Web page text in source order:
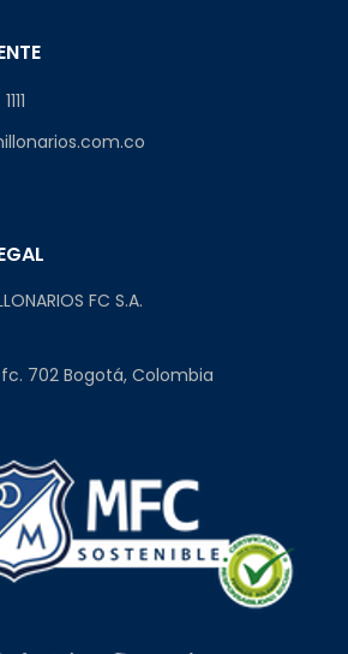
FC S.A.
702 Bogotá, Colombia